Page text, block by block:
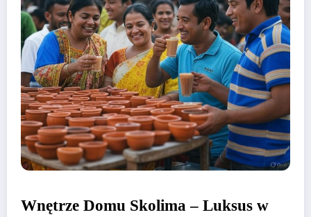
Wnętrze Domu Skolima – Luksus w